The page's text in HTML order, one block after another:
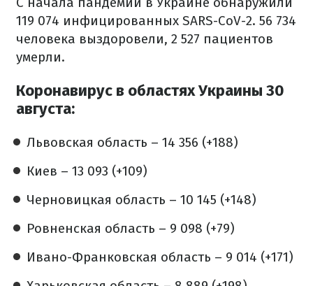
119 074 инфицированных SARS-CoV-2. 56 734
человека выздоровели, 2 527 пациентов
умерли.
Коронавирус в областях Украины 30
августа:
Львовская область – 14 356 (+188)
Киев – 13 093 (+109)
Черновицкая область – 10 145 (+148)
Ровненская область – 9 098 (+79)
Ивано-Франковская область – 9 014 (+171)